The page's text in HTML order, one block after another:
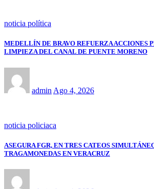
noticia política
MEDELLÍN DE BRAVO REFUERZA ACCIONES
LIMPIEZA DEL CANAL DE PUENTE MORENO
admin Ago 4, 2026
noticia policiaca
ASEGURA FGR, EN TRES CATEOS
TRAGAMONEDAS EN VERACRUZ